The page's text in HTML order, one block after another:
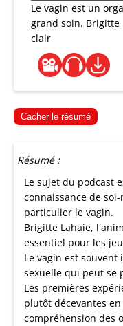
Le vagin est un
grand soin. Brigitte
clair
Cacher le résumé
Résumé :
Le sujet du podcast
connaissance de
particulier le vagin.
Brigitte Lahaie,
essentiel pour les
Le vagin est
sexuelle qui peut se
Les premières
plutôt décevantes
compréhension des